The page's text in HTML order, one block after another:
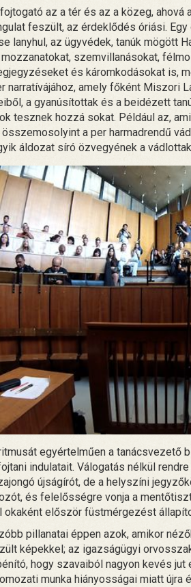
az a tér és az a közeg, ahová
feszült, az érdeklődés óriási.
lanyhul, az ügyvédek, tanúk mögött
szemvillanásokat,
és káromkodásokat is,
narratívájához, amely főként Miszori
a gyanúsítottak és a beidézett
tesznek hozzá sokat. Például az,
a per harmadrendű
áldozat síró özvegyének a
egyértelműen a tanácsvezető
indulatait. Válogatás nélkül
újságírót, de a helyszíni
és felelősségre vonja a
okaként először füstmérgezést
pillanatai éppen azok, amikor
képekkel; az igazságügyi
hogy szavaiból nagyon kevés
munka hiányosságai miatt újra